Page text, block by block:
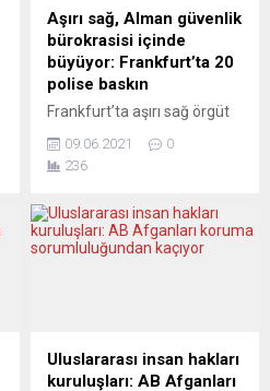
(mRNA) hastalığı önleme ve
tedavi etmede bir...
Aşırı sağ, Alman güvenlik
bürokrasisi içinde
büyüyor: Frankfurt’ta 20
polise baskın
Frankfurt’ta aşırı sağ örgüt
suçlanan 20 polis
memuruna, görev yaptıkları
baskın düzenlendi. Polislerin
çalışma odalarında arama
soruşturma çerçevesinde
20 polis, nasyonal sosyalist
09.06.2021
0
236
Uluslararası insan hakları
kuruluşları: AB Afganları